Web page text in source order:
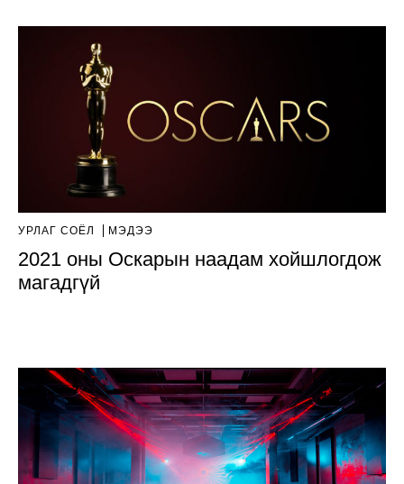
УРЛАГ СОЁЛ МЭДЭЭ
2021 оны Оскарын наадам хойшлогдож
магадгүй